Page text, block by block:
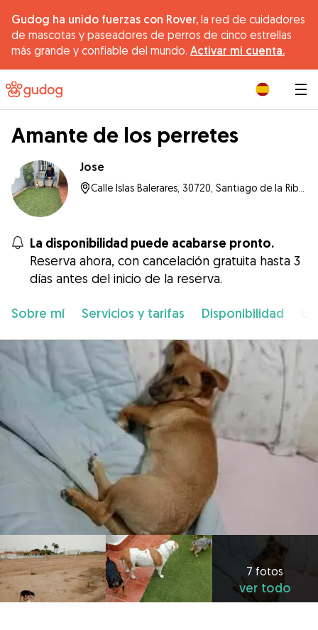
Gudog ha unido fuerzas con Rover, la red de cuidadores
de mascotas y paseadores de perros de cinco estrellas
más grande y confiable del mundo. Activar mi cuenta.
Amante de los perretes
Jose
La disponibilidad puede acabarse pronto.
Reserva ahora, con cancelación gratuita hasta 3
días antes del inicio de la reserva.
Sobre mí Servicios y tarifas Disponibilidad
7 fotos
ver todo